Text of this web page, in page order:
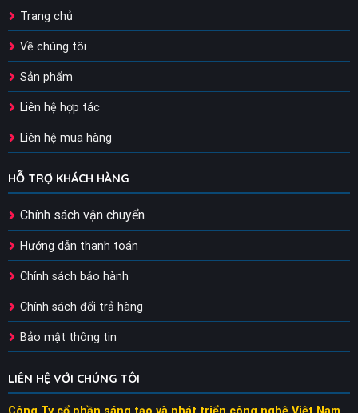
Trang chủ
Về chúng tôi
Sản phẩm
Liên hệ hợp tác
Liên hệ mua hàng
HỖ TRỢ KHÁCH HÀNG
Chính sách vận chuyển
Hướng dẫn thanh toán
Chính sách bảo hành
Chính sách đổi trả hàng
Bảo mật thông tin
LIÊN HỆ VỚI CHÚNG TÔI